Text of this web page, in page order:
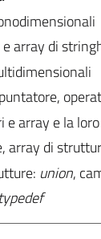
array di
e array e la
array di
union,
typedef